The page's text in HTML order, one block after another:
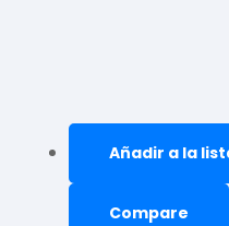
Añadir a la
Compare